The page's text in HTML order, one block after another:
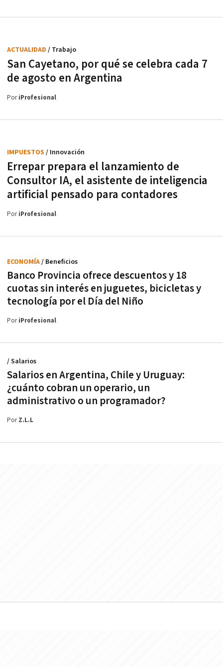
San Cayetano, por qué se celebra cada 7
de agosto en Argentina
ACTUALIDAD / Trabajo
PoriProfesional
Errepar prepara el lanzamiento de
Consultor IA, el asistente de inteligencia
artificial pensado para contadores
IMPUESTOS / Innovación
PoriProfesional
Banco Provincia ofrece descuentos y 18
cuotas sin interés en juguetes, bicicletas y
tecnología por el Día del Niño
ECONOMÍA/ Beneficios
PoriProfesional
Salarios en Argentina, Chile y Uruguay:
¿cuánto cobran un operario, un
administrativo o un programador?
/ Salarios
PorZ.L.L